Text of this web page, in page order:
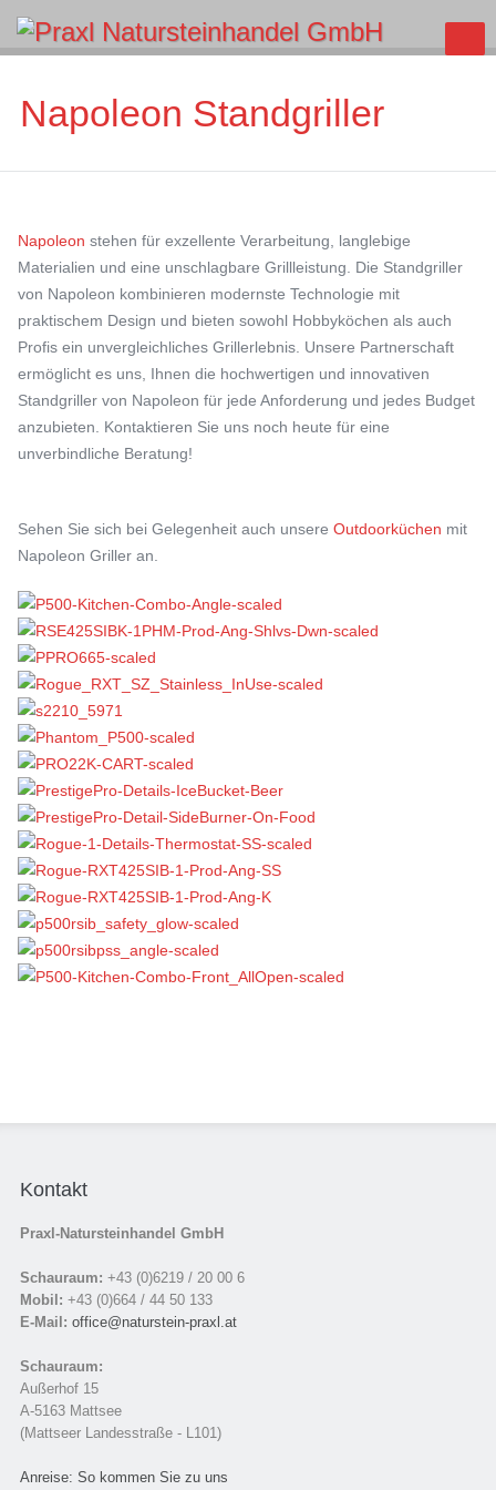
Napoleon Standgriller
Napoleon stehen für exzellente Verarbeitung, langlebige
Materialien und eine unschlagbare Grillleistung. Die Standgriller
von Napoleon kombinieren modernste Technologie mit
praktischem Design und bieten sowohl Hobbyköchen als auch
Profis ein unvergleichliches Grillerlebnis. Unsere Partnerschaft
ermöglicht es uns, Ihnen die hochwertigen und innovativen
Standgriller von Napoleon für jede Anforderung und jedes Budget
anzubieten. Kontaktieren Sie uns noch heute für eine
unverbindliche Beratung!
Sehen Sie sich bei Gelegenheit auch unsere Outdoorküchen mit
Napoleon Griller an.
Kontakt
Praxl-Natursteinhandel GmbH
Schauraum: +43 (0)6219 / 20 00 6
Mobil: +43 (0)664 / 44 50 133
E-Mail: office@naturstein-praxl.at
Schauraum:
Außerhof 15
A-5163 Mattsee
(Mattseer Landesstraße - L101)
Anreise: So kommen Sie zu uns